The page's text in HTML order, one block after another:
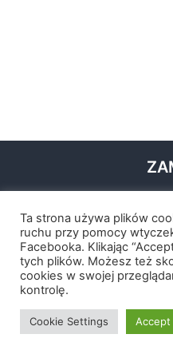
Ta strona używa plików
ruchu przy pomocy
Facebooka. Klikając
tych plików. Możesz też
cookies w swojej
kontrolę.
Cookie Settings Accept